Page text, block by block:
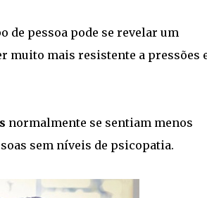
de pessoa pode se revelar um
muito mais resistente a pressões
normalmente se sentiam menos
sem níveis de psicopatia.